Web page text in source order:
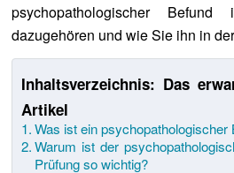
psychopathologischer
dazugehören und wie Sie ihn in
Inhaltsverzeichnis: Das
Artikel
Was ist ein psychopathologischer
Warum ist der
Prüfung so wichtig?